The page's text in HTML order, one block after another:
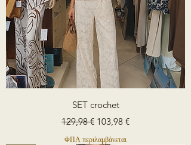
SET crochet
Κανονική τιμή
129,98 € Τιμή Έκπτωσης
103,98 €
ΦΠΑ περιλαμβάνεται